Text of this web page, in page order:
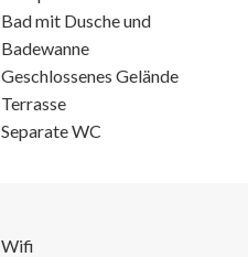
Bad mit Dusche und
Badewanne
Geschlossenes Gelände
Terrasse
Separate WC
Wifi